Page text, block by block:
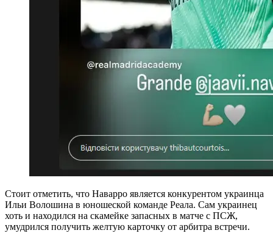
Стоит отметить, что Наварро является конкурентом украинца
Ильи Волошина в юношеской команде Реала. Сам украинец
хоть и находился на скамейке запасных в матче с ПСЖ,
умудрился получить желтую карточку от арбитра встречи.